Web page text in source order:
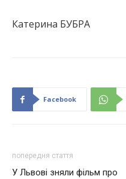
Катерина БУБРА
Facebook
попередня стаття
У Львові зняли фільм про